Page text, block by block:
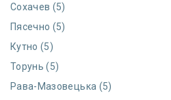
Сохачев (5)
Пясечно (5)
Кутно (5)
Торунь (5)
Рава-Мазовецька (5)